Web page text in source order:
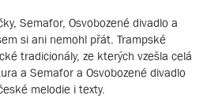
Semafor, Osvobozené divadlo a
si ani nemohl přát. Trampské
tradicionály, ze kterých vzešla celá
a Semafor a Osvobozené divadlo
melodie i texty.